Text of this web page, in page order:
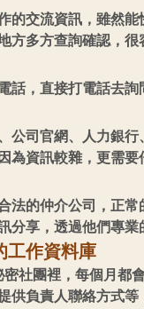
的交流資訊，雖然
方多方查詢確認，
話，直接打電話去
公司官網、人力銀
為資訊較雜，更需要
法的仲介公司，正
分享，透過他們專業
工作資料庫
社團裡，每個月都
供負責人聯絡方式